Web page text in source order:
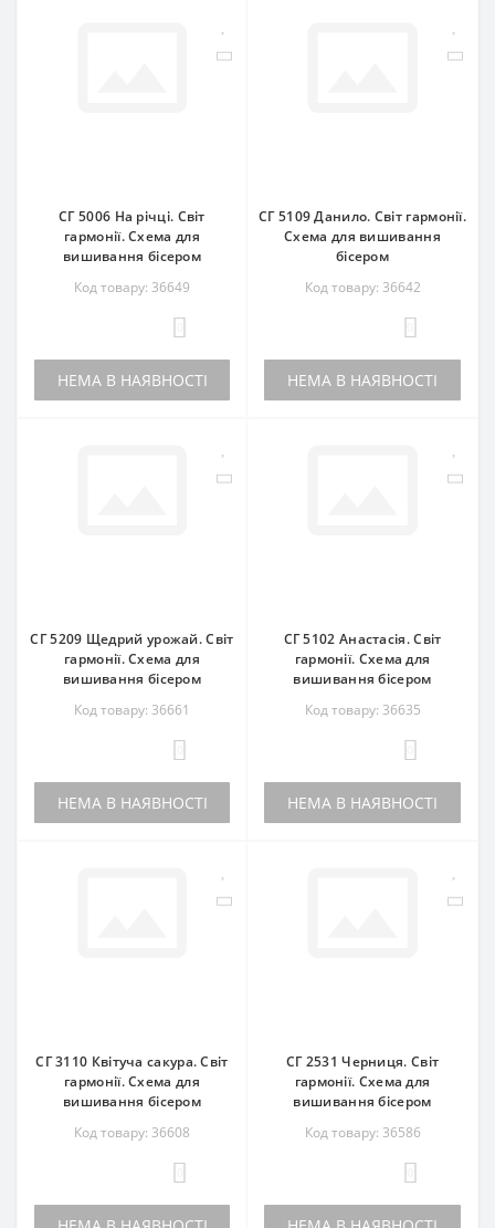
СГ 5006 На річці. Світ
гармонії. Схема для
вишивання бісером
Код товару: 36649
НЕМА В НАЯВНОСТІ
СГ 5109 Данило. Світ гармонії.
Схема для вишивання
бісером
Код товару: 36642
НЕМА В НАЯВНОСТІ
СГ 5209 Щедрий урожай. Світ
гармонії. Схема для
вишивання бісером
Код товару: 36661
НЕМА В НАЯВНОСТІ
СГ 5102 Анастасія. Світ
гармонії. Схема для
вишивання бісером
Код товару: 36635
НЕМА В НАЯВНОСТІ
СГ 3110 Квітуча сакура. Світ
гармонії. Схема для
вишивання бісером
Код товару: 36608
СГ 2531 Черниця. Світ
гармонії. Схема для
вишивання бісером
Код товару: 36586